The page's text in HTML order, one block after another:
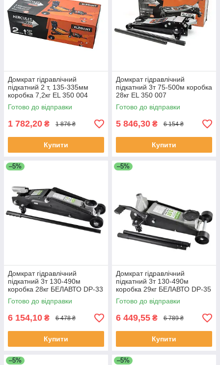
Домкрат гідравлічний
підкатний 2 т, 135-335мм
коробка 7,2кг EL 350 004
Готово до відправки
1 782,20 ₴ 1 876 ₴
Купити
Домкрат гідравлічний
підкатний 3т 75-500м коробка
28кг EL 350 007
Готово до відправки
5 846,30 ₴ 6 154 ₴
Купити
–5%
Домкрат гідравлічний
підкатний 3т 130-490м
коробка 28кг БЕЛАВТО DP-33
Готово до відправки
6 154,10 ₴ 6 478 ₴
Купити
–5%
Домкрат гідравлічний
підкатний 3т 130-490м
коробка 29кг БЕЛАВТО DP-35
(з педаллю)
Готово до відправки
6 449,55 ₴ 6 789 ₴
Купити
–5% –5%